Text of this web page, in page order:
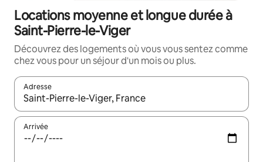
Locations moyenne et longue durée à
Saint-Pierre-le-Viger
Découvrez des logements où vous vous sentez comme
chez vous pour un séjour d'un mois ou plus.
Adresse
Lorsque les résultats s'affichent, utilisez les flèches vers le
Arrivée